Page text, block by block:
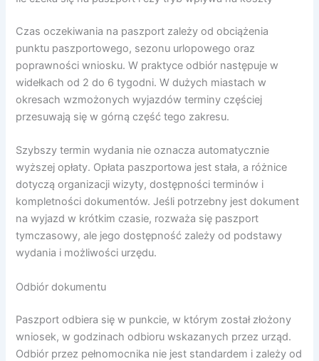
Czas oczekiwania na paszport zależy od obciążenia
punktu paszportowego, sezonu urlopowego oraz
poprawności wniosku. W praktyce odbiór następuje w
widełkach od 2 do 6 tygodni. W dużych miastach w
okresach wzmożonych wyjazdów terminy częściej
przesuwają się w górną część tego zakresu.
Szybszy termin wydania nie oznacza automatycznie
wyższej opłaty. Opłata paszportowa jest stała, a różnice
dotyczą organizacji wizyty, dostępności terminów i
kompletności dokumentów. Jeśli potrzebny jest dokument
na wyjazd w krótkim czasie, rozważa się paszport
tymczasowy, ale jego dostępność zależy od podstawy
wydania i możliwości urzędu.
Odbiór dokumentu
Paszport odbiera się w punkcie, w którym został złożony
wniosek, w godzinach odbioru wskazanych przez urząd.
Odbiór przez pełnomocnika nie jest standardem i zależy od